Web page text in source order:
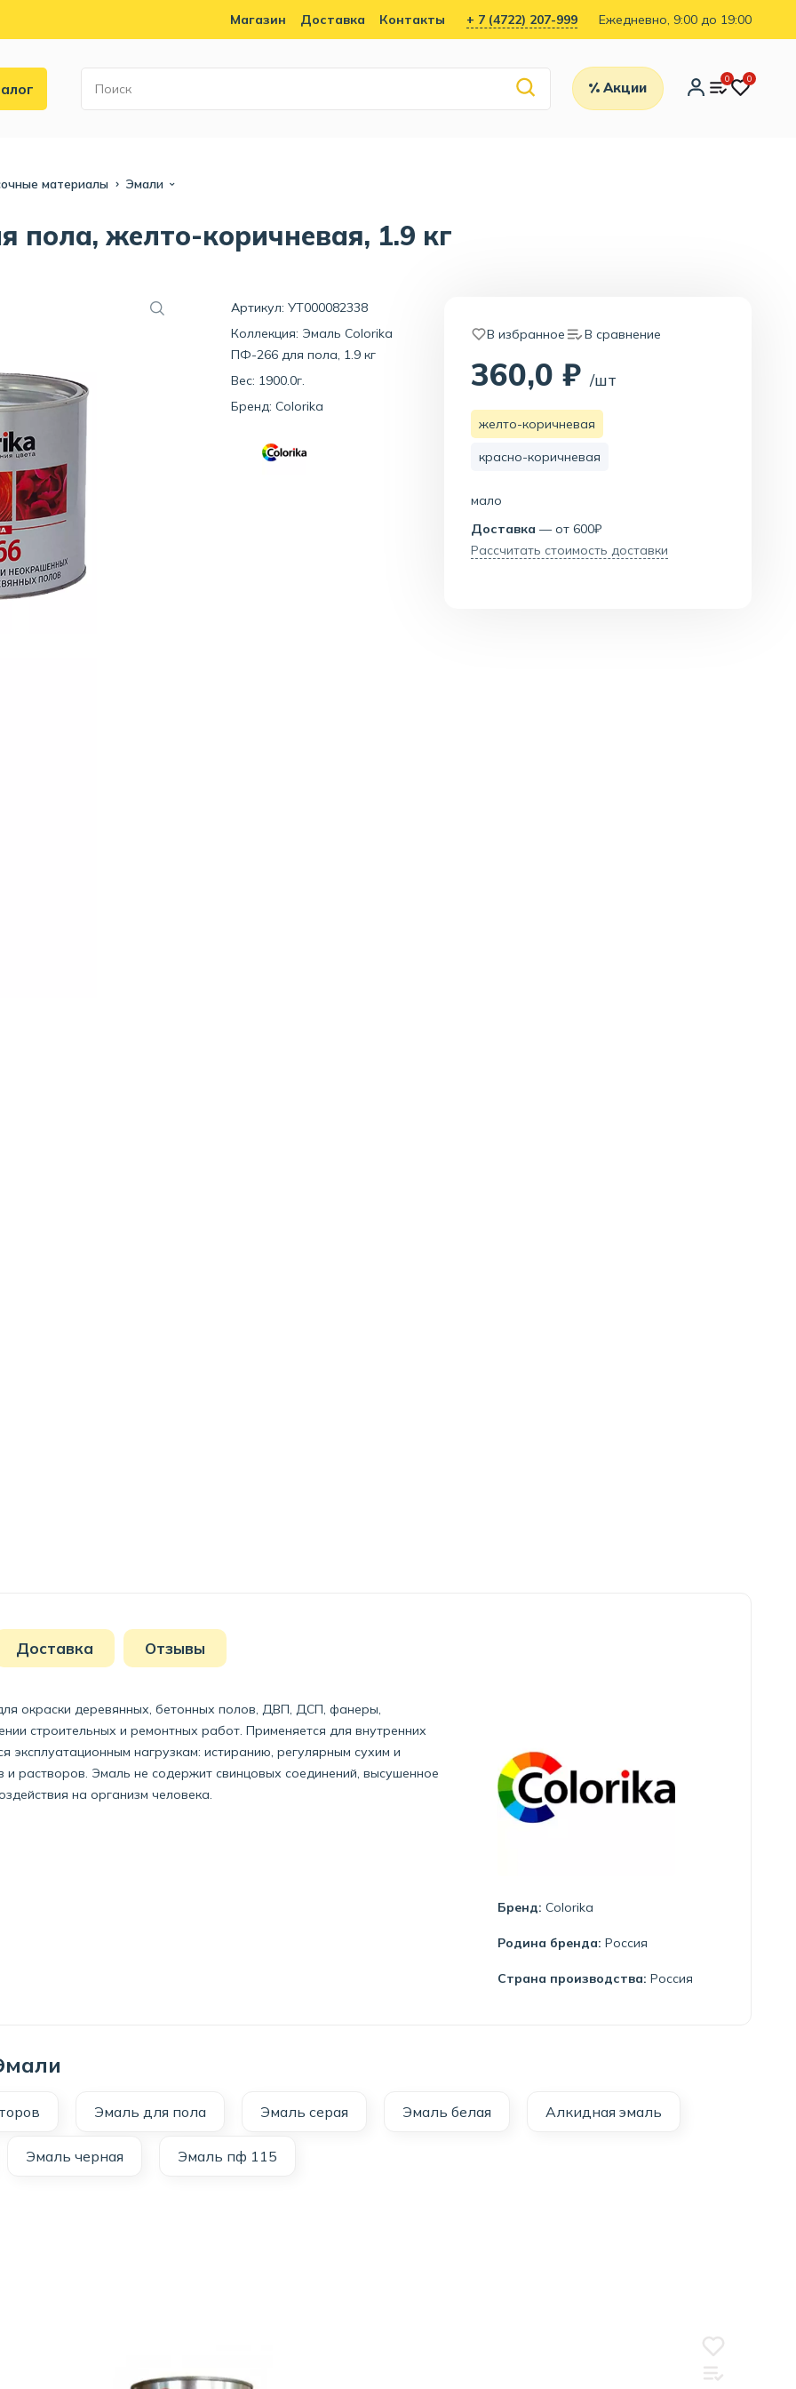
Магазин Доставка Контакты + 7 (4722) 207-999 Ежедневно, 9:00 до 19:00
Акции
0 0
материалы Эмали
желто-коричневая, 1.9 кг
Артикул: УТ000082338
Коллекция: Эмаль Colorika
ПФ-266 для пола, 1.9 кг
Вес: 1900.0г.
Бренд: Colorika
В избранное В сравнение
360,0 ₽/шт
желто-коричневая
красно-коричневая
мало
Доставка — от 600₽
Рассчитать стоимость доставки
Доставка Отзывы
окраски деревянных, бетонных полов, ДВП, ДСП, фанеры,
строительных и ремонтных работ. Применяется для внутренних
эксплуатационным нагрузкам: истиранию, регулярным сухим и
растворов. Эмаль не содержит свинцовых соединений, высушенное
на организм человека.
Бренд: Colorika
Родина бренда: Россия
Страна производства: Россия
Эмаль для пола Эмаль серая Эмаль белая Алкидная эмаль
Эмаль черная Эмаль пф 115